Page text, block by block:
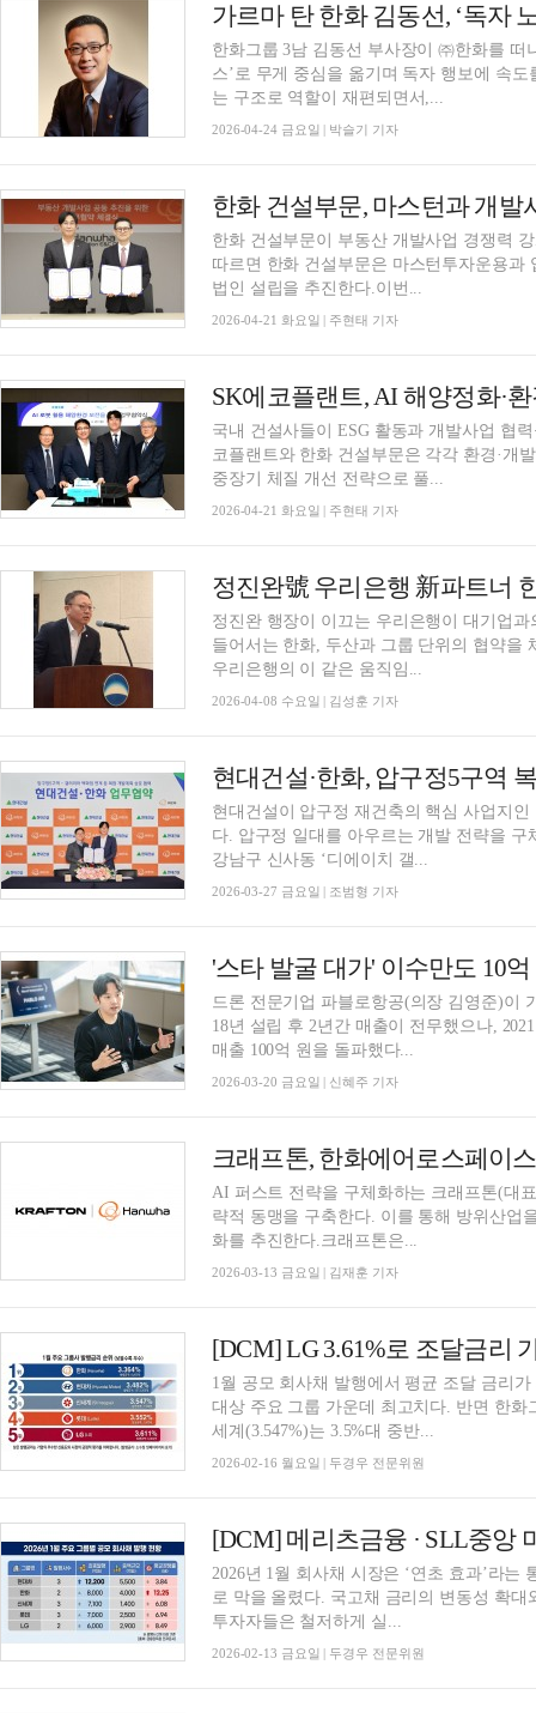
가르마 탄 한화 김동선, ‘독자
한화그룹 3남 김동선 부사장이 ㈜한화를 떠
스’로 무게 중심을 옮기며 독자 행보에 속
는 구조로 역할이 재편되면서,...
2026-04-24 금요일 | 박슬기 기자
한화 건설부문, 마스턴과 개발
한화 건설부문이 부동산 개발사업 경쟁력
따르면 한화 건설부문은 마스턴투자운용
법인 설립을 추진한다.이번...
2026-04-21 화요일 | 주현태 기자
SK에코플랜트, AI 해양정화·
국내 건설사들이 ESG 활동과 개발사업 협
코플랜트와 한화 건설부문은 각각 환경·개
중장기 체질 개선 전략으로 풀...
2026-04-21 화요일 | 주현태 기자
정진완 행장이 이끄는 우리은행이 대기업
들어서는 한화, 두산과 그룹 단위의 협약을
우리은행의 이 같은 움직임...
2026-04-08 수요일 | 김성훈 기자
현대건설·한화, 압구정5구역
현대건설이 압구정 재건축의 핵심 사업지
다. 압구정 일대를 아우르는 개발 전략을
강남구 신사동 ‘디에이치 갤...
2026-03-27 금요일 | 조범형 기자
드론 전문기업 파블로항공(의장 김영준)이
18년 설립 후 2년간 매출이 전무했으나,
매출 100억 원을 돌파했다...
2026-03-20 금요일 | 신혜주 기자
크래프톤, 한화에어로스페이
AI 퍼스트 전략을 구체화하는 크래프톤(대
략적 동맹을 구축한다. 이를 통해 방위산업
화를 추진한다.크래프톤은...
2026-03-13 금요일 | 김재훈 기자
1월 공모 회사채 발행에서 평균 조달 금리
대상 주요 그룹 가운데 최고치다. 반면 한화
세계(3.547%)는 3.5%대 중반...
2026-02-16 월요일 | 두경우 전문위원
2026년 1월 회사채 시장은 ‘연초 효과’라는
로 막을 올렸다. 국고채 금리의 변동성 확
투자자들은 철저하게 실...
2026-02-13 금요일 | 두경우 전문위원